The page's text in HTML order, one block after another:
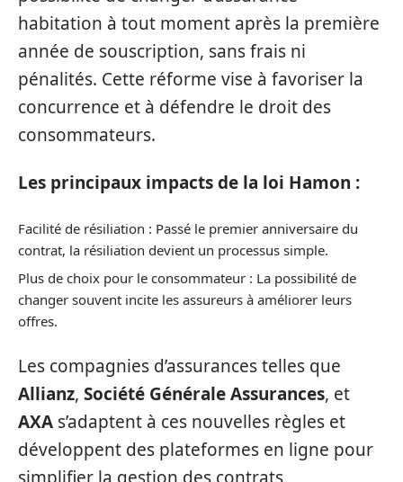
habitation à tout moment après la première
année de souscription, sans frais ni
pénalités. Cette réforme vise à favoriser la
concurrence et à défendre le droit des
consommateurs.
Les principaux impacts de la loi Hamon :
Facilité de résiliation : Passé le premier anniversaire du
contrat, la résiliation devient un processus simple.
Plus de choix pour le consommateur : La possibilité de
changer souvent incite les assureurs à améliorer leurs
offres.
Les compagnies d’assurances telles que
Allianz, Société Générale Assurances, et
AXA s’adaptent à ces nouvelles règles et
développent des plateformes en ligne pour